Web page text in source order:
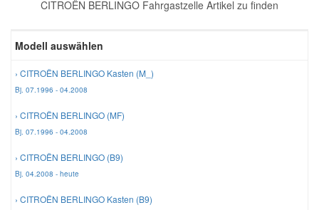
CITROËN BERLINGO Fahrgastzelle Artikel zu finden
Modell auswählen
› CITROËN BERLINGO Kasten (M_)
Bj. 07.1996 - 04.2008
› CITROËN BERLINGO (MF)
Bj. 07.1996 - 04.2008
› CITROËN BERLINGO (B9)
Bj. 04.2008 - heute
› CITROËN BERLINGO Kasten (B9)
Zündanlage und Glühanlage
Daihatsu Ersatzteile